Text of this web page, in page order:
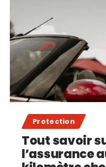
Protection
Tout savoir
l’assurance